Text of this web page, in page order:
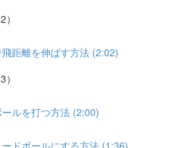
距離を伸ばす方法 (2:02)
ルを打つ方法 (2:00)
ドボールにする方法 (1:36)